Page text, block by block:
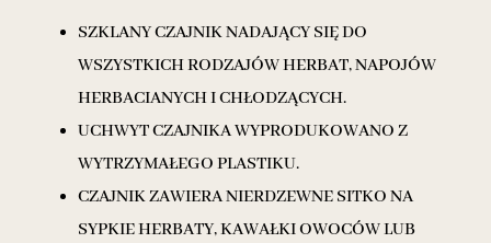
SZKLANY CZAJNIK NADAJĄCY SIĘ DO
WSZYSTKICH RODZAJÓW HERBAT, NAPOJÓW
HERBACIANYCH I CHŁODZĄCYCH.
UCHWYT CZAJNIKA WYPRODUKOWANO Z
WYTRZYMAŁEGO PLASTIKU.
CZAJNIK ZAWIERA NIERDZEWNE SITKO NA
SYPKIE HERBATY, KAWAŁKI OWOCÓW LUB